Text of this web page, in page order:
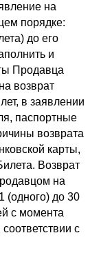
на
порядке:
до его
и
Продавца
возврат
в заявлении
паспортные
возврата
карты,
Возврат
на
(одного) до 30
с момента
с